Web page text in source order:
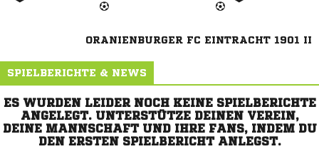
ORANIENBURGER FC EINTRACHT 1901 II
SPIELBERICHTE & NEWS
ES WURDEN LEIDER NOCH KEINE SPIELBERICHTE
ANGELEGT. UNTERSTÜTZE DEINEN VEREIN,
DEINE MANNSCHAFT UND IHRE FANS, INDEM DU
DEN ERSTEN SPIELBERICHT ANLEGST.